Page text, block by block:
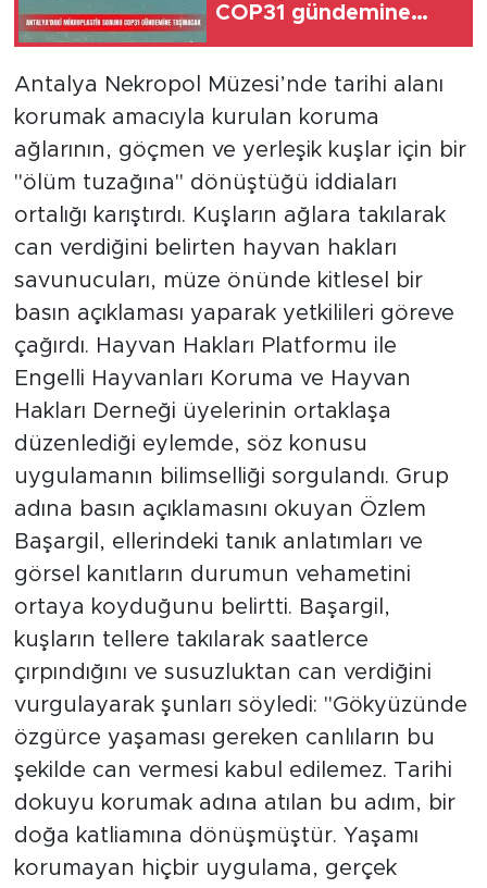
COP31 gündemine
Antalya Nekropol Müzesi’nde tarihi alanı
korumak amacıyla kurulan koruma
ağlarının, göçmen ve yerleşik kuşlar için bir
"ölüm tuzağına" dönüştüğü iddiaları
ortalığı karıştırdı. Kuşların ağlara takılarak
can verdiğini belirten hayvan hakları
savunucuları, müze önünde kitlesel bir
basın açıklaması yaparak yetkilileri göreve
çağırdı. Hayvan Hakları Platformu ile
Engelli Hayvanları Koruma ve Hayvan
Hakları Derneği üyelerinin ortaklaşa
düzenlediği eylemde, söz konusu
uygulamanın bilimselliği sorgulandı. Grup
adına basın açıklamasını okuyan Özlem
Başargil, ellerindeki tanık anlatımları ve
görsel kanıtların durumun vehametini
ortaya koyduğunu belirtti. Başargil,
kuşların tellere takılarak saatlerce
çırpındığını ve susuzluktan can verdiğini
vurgulayarak şunları söyledi: "Gökyüzünde
özgürce yaşaması gereken canlıların bu
şekilde can vermesi kabul edilemez. Tarihi
dokuyu korumak adına atılan bu adım, bir
doğa katliamına dönüşmüştür. Yaşamı
korumayan hiçbir uygulama, gerçek